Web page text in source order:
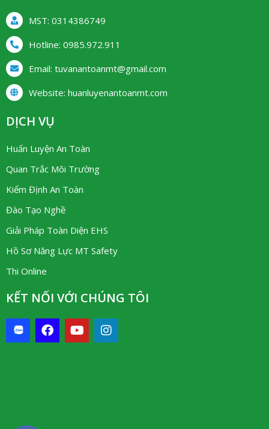
MST: 0314386749
Hotline: 0985.972.911
Email: tuvanantoanmt@gmail.com
Website: huanluyenantoanmt.com
DỊCH VỤ
Huấn Luyện An Toàn
Quan Trắc Môi Trường
Kiểm Định An Toàn
Đào Tạo Nghề
Giải Pháp Toàn Diện EHS
Hồ Sơ Năng Lực MT Safety
Thi Online
KẾT NỐI VỚI CHÚNG TÔI
F
a
c
Y
o
u
I
n
s